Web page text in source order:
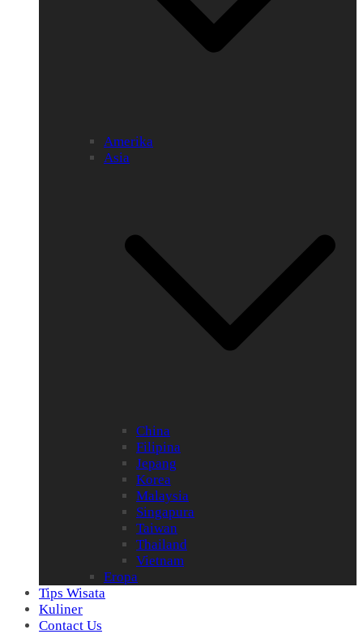
Amerika
Asia
China
Filipina
Jepang
Korea
Malaysia
Singapura
Taiwan
Thailand
Vietnam
Eropa
Tips Wisata
Kuliner
Contact Us